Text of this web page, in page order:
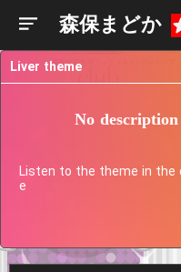
森保まどか
Liver theme
No
Listen to the theme in the
e